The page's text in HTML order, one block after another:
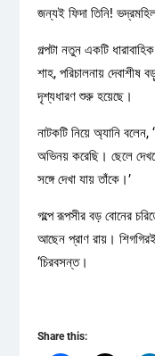
জন্যই ফিদা তিনি!
গল্পটা নতুন একটি
শাহ, পরিচালনায় দেবাশীষ
দৃশ্যধারণ শুরু হয়েছে।
নাটকটি নিয়ে অ্যানি
অভিনয় করেছি। ছেলে
সঙ্গে দেখা যায় তাঁকে।’
গল্পে রূপসীর বড় বোনের
আছেন প্রাণ রায়।
‘চিরবসন্ত।
Share this: